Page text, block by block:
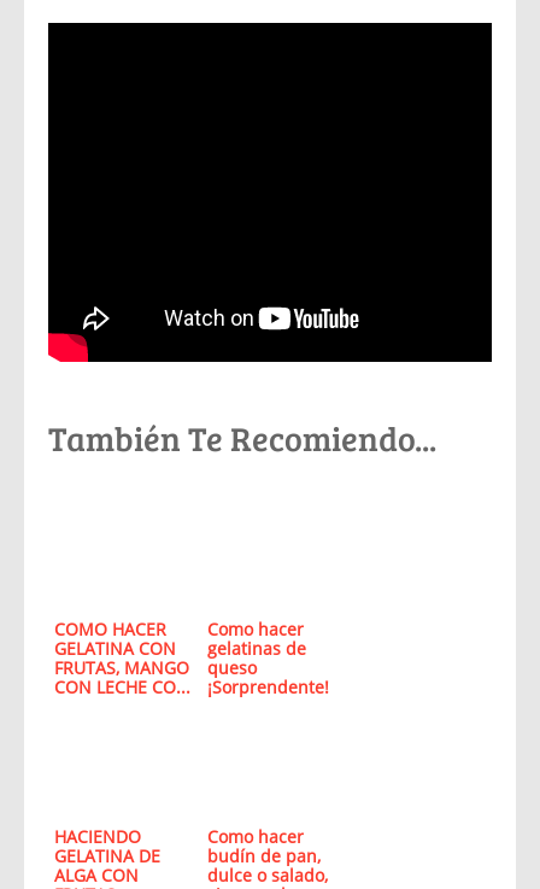
También Te Recomiendo...
COMO HACER
GELATINA CON
FRUTAS, MANGO
CON LECHE CO...
Como hacer
gelatinas de
queso
¡Sorprendente!
HACIENDO
GELATINA DE
ALGA CON
Como hacer
budín de pan,
dulce o salado,